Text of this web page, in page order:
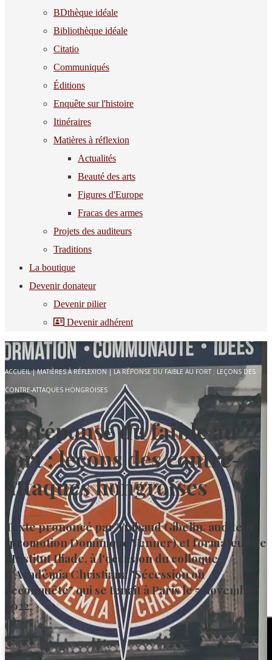
BDthèque idéale
Bibliothèque idéale
Citatio
Communiqués
Éditions
Enquête sur l'histoire
Itinéraires
Matières à réflexion
Actualités
Beauté des arts
Figures d'Europe
Fracas des armes
Projets des auditeurs
Traditions
La boutique
Devenir donateur
Devenir pilier
Devenir adhérent
ACCUEIL|MATIÈRES À RÉFLEXION|LA RÉPONSE DU FAIBLE AU FORT : LEÇONS DES
CONTRE-ATTAQUES HONGROISES
La réponse du faible au
fort : leçons des contre-
attaques hongroises
Texte prononcé par Thibaud Gibelin, auditeur
(promotion Dominique Venner) et formateur de
l'Institut Iliade, à l'occasion du colloque
d'Académia Christiana "Sécession ou
reconquête" qui se tenait à Paris le 5 novembre
2022.